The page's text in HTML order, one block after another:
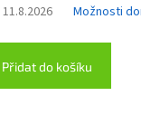
11.8.2026 Možnosti
Přidat do košíku